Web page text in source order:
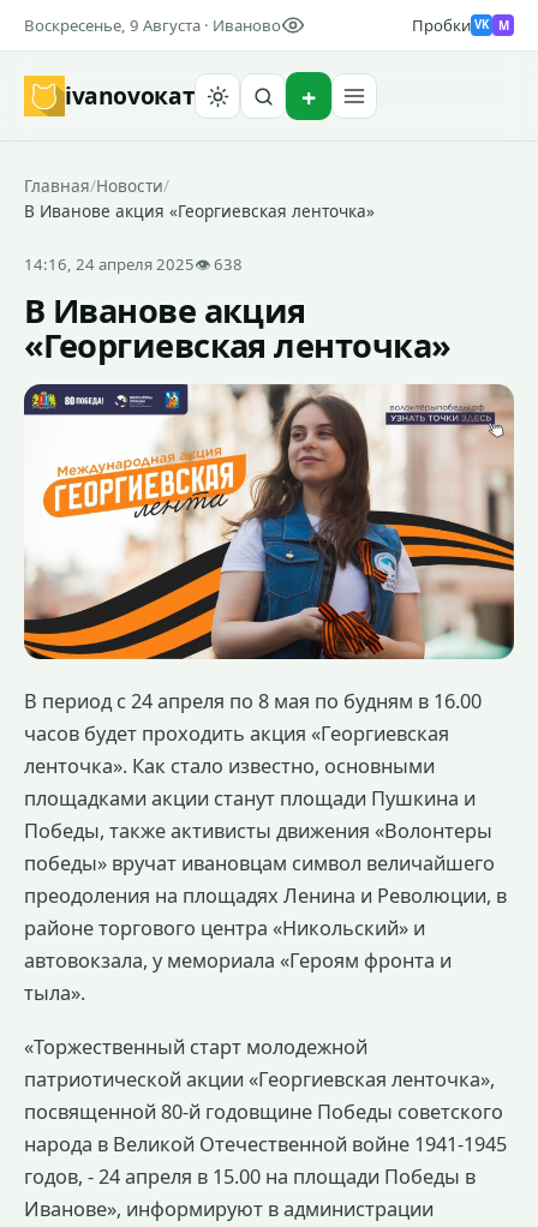
Воскресенье, 9 Августа · Иваново Пробки VK M
ivanovoкат
Главная/Новости/
В Иванове акция «Георгиевская ленточка»
14:16, 24 апреля 2025👁 638
В Иванове акция
«Георгиевская ленточка»
В период с 24 апреля по 8 мая по будням в 16.00
часов будет проходить акция «Георгиевская
ленточка». Как стало известно, основными
площадками акции станут площади Пушкина и
Победы, также активисты движения «Волонтеры
победы» вручат ивановцам символ величайшего
преодоления на площадях Ленина и Революции, в
районе торгового центра «Никольский» и
автовокзала, у мемориала «Героям фронта и
тыла».
«Торжественный старт молодежной
патриотической акции «Георгиевская ленточка»,
посвященной 80-й годовщине Победы советского
народа в Великой Отечественной войне 1941-1945
годов, - 24 апреля в 15.00 на площади Победы в
Иванове», информируют в администрации